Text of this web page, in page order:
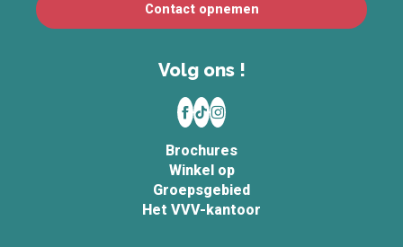
Contact opnemen
Volg ons !
Brochures
Winkel op
Groepsgebied
Het VVV-kantoor